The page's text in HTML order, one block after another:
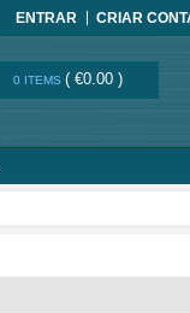
ENTRAR CRIAR
0 ITEMS ( €0.00 )